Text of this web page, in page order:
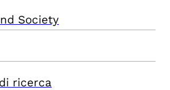
Society
ricerca